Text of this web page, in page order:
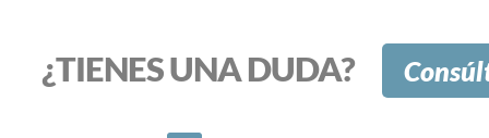
¿TIENES UNA DUDA?